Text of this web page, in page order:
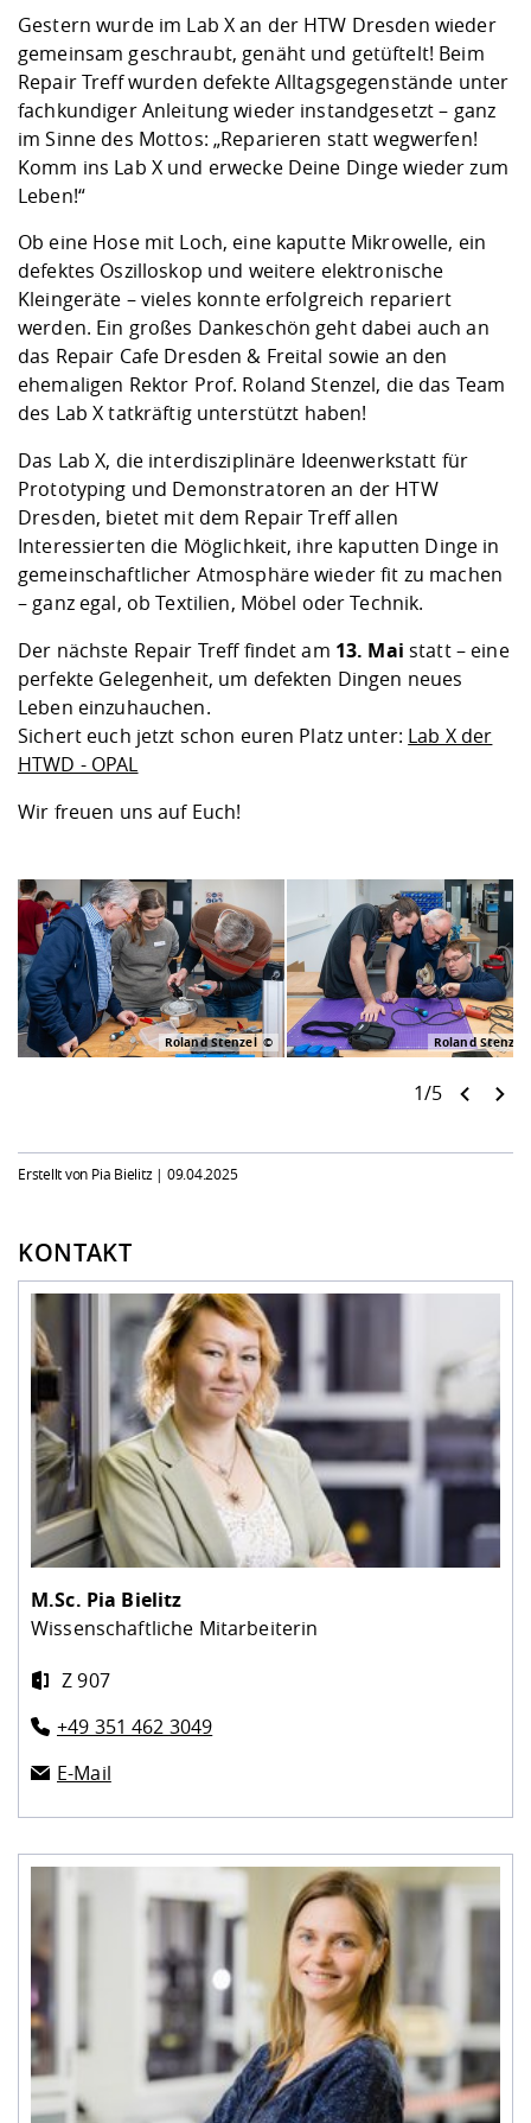
Vorbereitung
Checkliste zum
Studien- und
und Physik
Digitales Lernen
Fremdsprachen
Studieren in
Lebenslagen
Studentenwerk
Angebote der
Arbeit
Career Service
Lehren,
Weiterbilden im
Formulare und
Internationale
Formulare und
FIS -
Prototyping und
Gründung und
Kontakt &
Klimaschutz &
Förderverein
Gremien und
Informatik/
Landbau/
Maschinenbau
Angebote für Unternehmen
Kontakt und Anfahrt
Qualitätssicherung
Gestern wurde im Lab X an der HTW Dresden wieder
gemeinsam geschraubt, genäht und getüftelt! Beim
Repair Treff wurden defekte Alltagsgegenstände unter
fachkundiger Anleitung wieder instandgesetzt – ganz
im Sinne des Mottos: „Reparieren statt wegwerfen!
Komm ins Lab X und erwecke Deine Dinge wieder zum
Leben!“
Ob eine Hose mit Loch, eine kaputte Mikrowelle, ein
defektes Oszilloskop und weitere elektronische
Kleingeräte – vieles konnte erfolgreich repariert
werden. Ein großes Dankeschön geht dabei auch an
das Repair Cafe Dresden & Freital sowie an den
ehemaligen Rektor Prof. Roland Stenzel, die das Team
des Lab Xtatkräftig unterstützt haben!
Das Lab X, die interdisziplinäre Ideenwerkstatt für
Prototyping und Demonstratoren an der HTW
Dresden, bietet mit dem Repair Treff allen
Interessierten die Möglichkeit, ihre kaputten Dinge in
gemeinschaftlicher Atmosphäre wieder fit zu machen
– ganz egal, ob Textilien, Möbel oder Technik.
Der nächste Repair Treff findet am 13. Mai statt – eine
perfekte Gelegenheit, um defekten Dingen neues
Leben einzuhauchen.
Sichert euch jetzt schon euren Platz unter: Lab X der
HTWD - OPAL
Wir freuen uns auf Euch!
Roland Stenzel Roland Stenzel
1/5
Erstellt von Pia Bielitz | 09.04.2025
KONTAKT
M.Sc. Pia Bielitz
Wissenschaftliche Mitarbeiterin
Z 907
+49 351 462 3049
E-Mail